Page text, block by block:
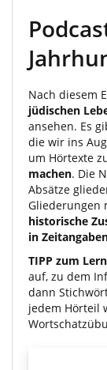
Nach diesem
jüdischen
ansehen. Es
die wir ins
um Hörtexte
machen. Die
Absätze
Gliederungen
historische
in
TIPP zum
auf, zu dem
dann
jedem Hörteil